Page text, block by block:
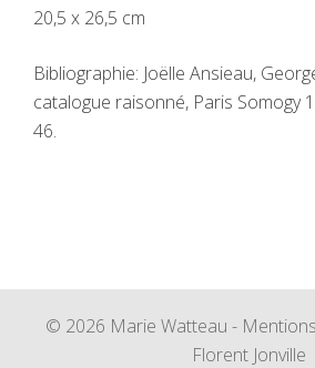
20,5 x 26,5 cm
Bibliographie: Joëlle Ansieau,
catalogue raisonné, Paris Somogy
46.
© 2026 Marie Watteau -
Florent Jonville